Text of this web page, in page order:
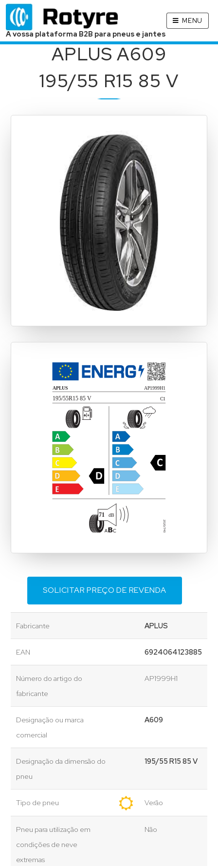
A vossa plataforma B2B para pneus e jantes
MENU
APLUS A609
195/55 R15 85 V
SOLICITAR PREÇO DE REVENDA
Fabricante APLUS
EAN 6924064123885
Número do artigo do
fabricante
AP1999H1
Designação ou marca
comercial
A609
Designação da dimensão do
pneu
195/55 R15 85 V
Tipo de pneu Verão
Pneu para utilização em
condições de neve
extremas
Não